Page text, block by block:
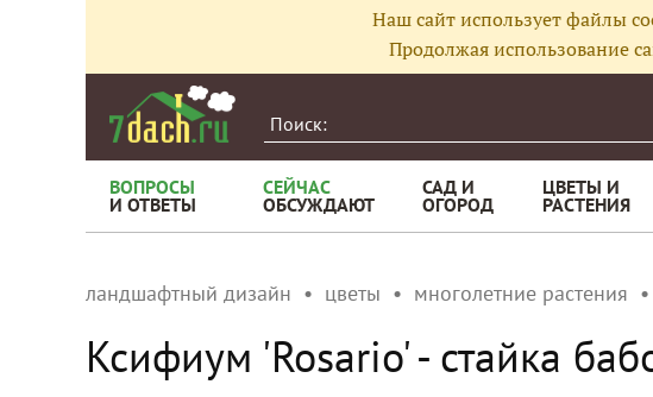
Наш сайт использует файлы
Продолжая использование
ВОПРОСЫ
И ОТВЕТЫ
СЕЙЧАС
ОБСУЖДАЮТ
САД И
ОГОРОД
ЦВЕТЫ И
РАСТЕНИЯ
ландшафтный дизайн цветы многолетние растения
Ксифиум 'Rosario' - стайка